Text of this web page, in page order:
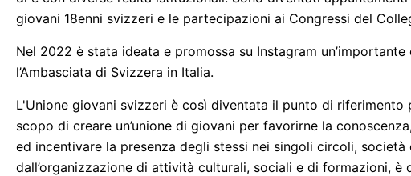
giovani 18enni svizzeri e le partecipazioni ai Congressi del
Nel 2022 è stata ideata e promossa su Instagram
l’Ambasciata di Svizzera in Italia.
L'Unione giovani svizzeri è così diventata il punto di
scopo di creare un’unione di giovani per favorirne la
ed incentivare la presenza degli stessi nei singoli circoli,
dall’organizzazione di attività culturali, sociali e di formazioni, è